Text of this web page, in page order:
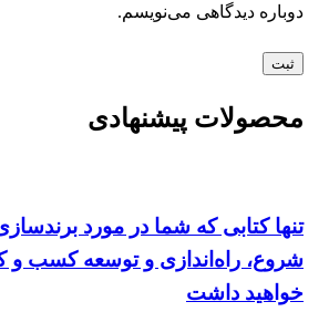
دوباره دیدگاهی می‌نویسم.
محصولات پیشنهادی
تنها کتابی که شما در مورد
شروع، راه‌اندازی و توسعه کسب و
خواهید داشت